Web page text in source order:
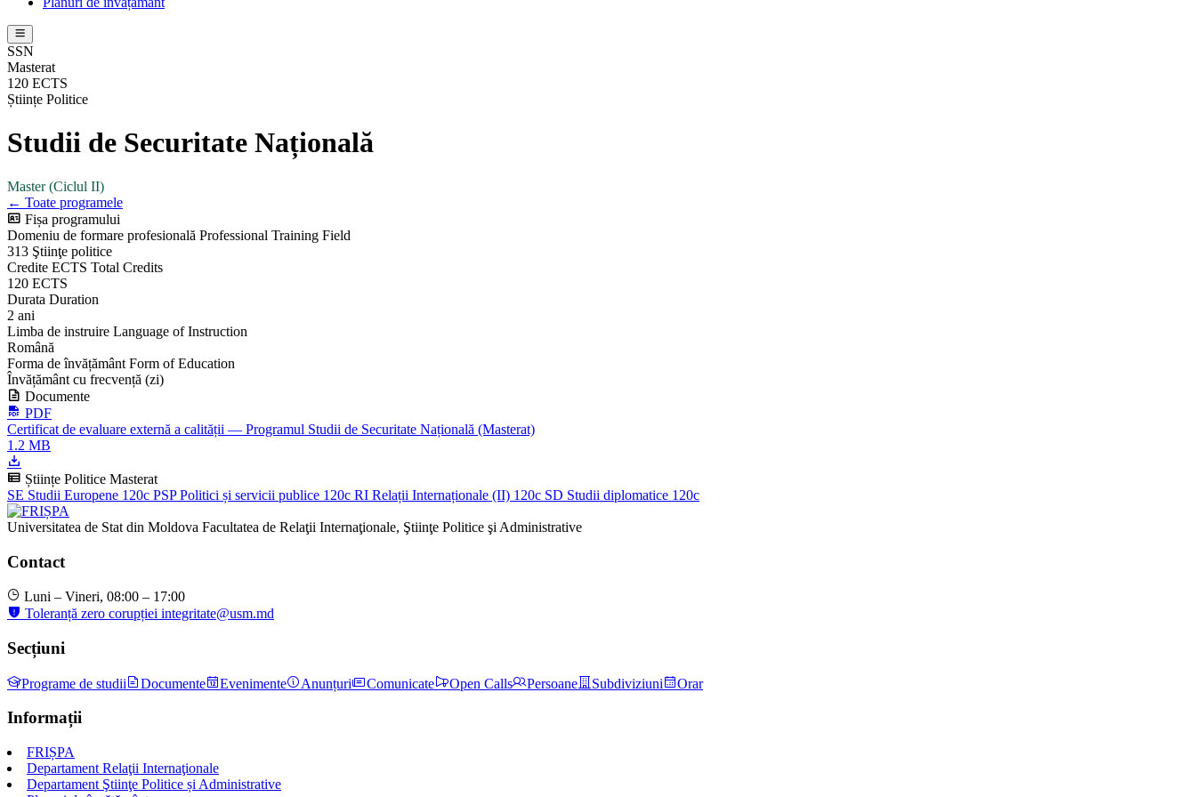
SSN
Masterat
120 ECTS
Științe Politice
Studii de Securitate Națională
Master (Ciclul II)
← Toate programele
Fișa programului
Domeniu de formare profesională Professional Training Field
313 Ştiinţe politice
Credite ECTS Total Credits
120 ECTS
Durata Duration
2 ani
Limba de instruire Language of Instruction
Română
Forma de învățământ Form of Education
Învățământ cu frecvență (zi)
Documente
PDF
Certificat de evaluare externă a calității — Programul Studii de Securitate Națională (Masterat)
1.2 MB
Științe Politice Masterat
SE Studii Europene 120c PSP Politici și servicii publice 120c RI Relații Internaționale (II) 120c SD Studii diplomatice 120c
Universitatea de Stat din Moldova Facultatea de Relaţii Internaţionale, Ştiinţe Politice şi Administrative
Contact
Luni – Vineri, 08:00 – 17:00
Toleranță zero corupției integritate@usm.md
Secțiuni
Programe de studii Documente Evenimente Anunțuri Comunicate Open Calls Persoane Subdiviziuni Orar
Informații
FRIȘPA
Departament Relaţii Internaţionale
Departament Ştiinţe Politice și Administrative